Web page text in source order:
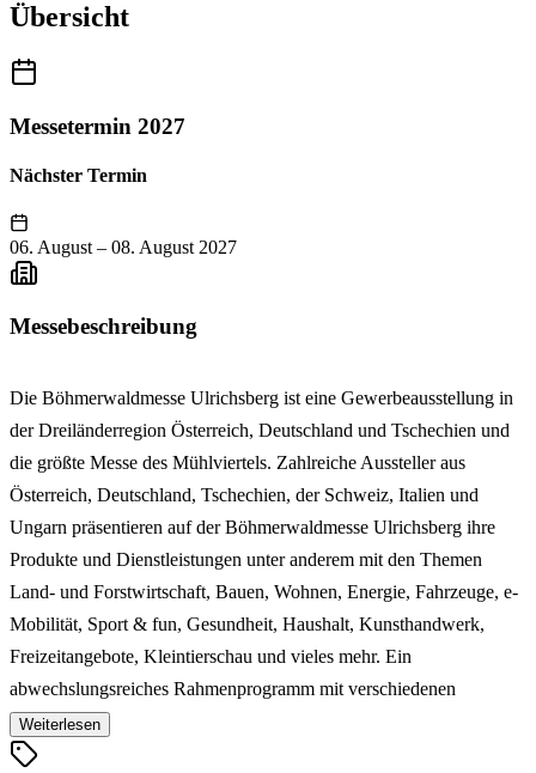
Übersicht
Messetermin 2027
Nächster Termin
06. August – 08. August 2027
Messebeschreibung
Die Böhmerwaldmesse Ulrichsberg ist eine Gewerbeausstellung in
der Dreiländerregion Österreich, Deutschland und Tschechien und
die größte Messe des Mühlviertels. Zahlreiche Aussteller aus
Österreich, Deutschland, Tschechien, der Schweiz, Italien und
Ungarn präsentieren auf der Böhmerwaldmesse Ulrichsberg ihre
Produkte und Dienstleistungen unter anderem mit den Themen
Land- und Forstwirtschaft, Bauen, Wohnen, Energie, Fahrzeuge, e-
Mobilität, Sport & fun, Gesundheit, Haushalt, Kunsthandwerk,
Freizeitangebote, Kleintierschau und vieles mehr. Ein
abwechslungsreiches Rahmenprogramm mit verschiedenen
Aktionen und Highlights wie einer Bezirks-Fleckvieh-Schau,
Schafe, Ziegen und Pferde, Shows, Volksfest-Stimmung,
Weiterlesen